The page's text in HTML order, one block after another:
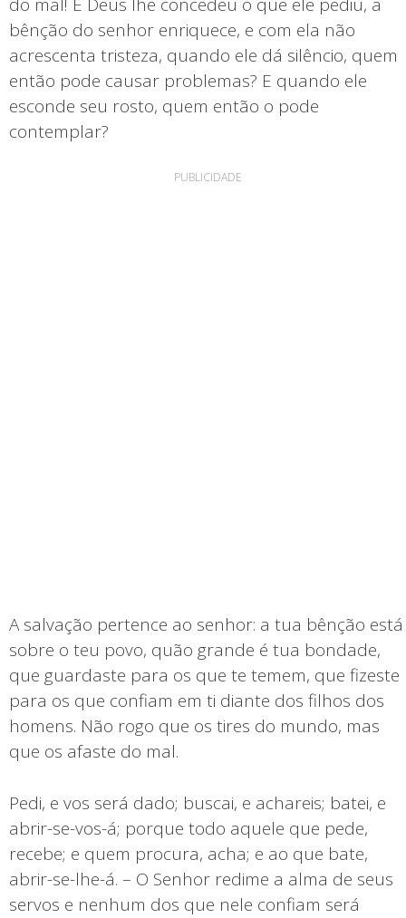
bênção do senhor enriquece, e com ela não
acrescenta tristeza, quando ele dá silêncio, quem
então pode causar problemas? E quando ele
esconde seu rosto, quem então o pode
contemplar?
PUBLICIDADE
A salvação pertence ao senhor: a tua bênção está
sobre o teu povo, quão grande é tua bondade,
que guardaste para os que te temem, que fizeste
para os que confiam em ti diante dos filhos dos
homens. Não rogo que os tires do mundo, mas
que os afaste do mal.
Pedi, e vos será dado; buscai, e achareis; batei, e
abrir-se-vos-á; porque todo aquele que pede,
recebe; e quem procura, acha; e ao que bate,
abrir-se-lhe-á. – O Senhor redime a alma de seus
servos e nenhum dos que nele confiam será